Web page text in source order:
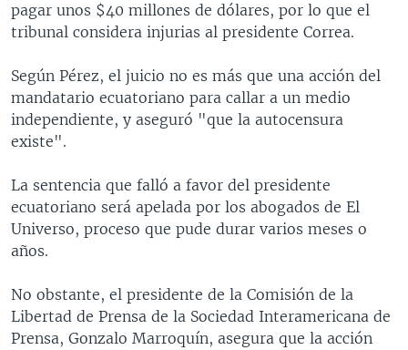
LAS CLAVES
BUENOS DÍAS AMÉRICA
EL MUNDO AL DÍA [RADIO]
FORO [RADIO]
NOTA ECONÓMICA
ENTRETENIMIENTO
Learning English
SÍGANOS
pagar unos $40 millones de dólares, por lo que el
tribunal considera injurias al presidente Correa.
Según Pérez, el juicio no es más que una acción del
mandatario ecuatoriano para callar a un medio
independiente, y aseguró "que la autocensura
existe".
La sentencia que falló a favor del presidente
ecuatoriano será apelada por los abogados de El
Universo, proceso que pude durar varios meses o
años.
No obstante, el presidente de la Comisión de la
Libertad de Prensa de la Sociedad Interamericana de
Prensa, Gonzalo Marroquín, asegura que la acción